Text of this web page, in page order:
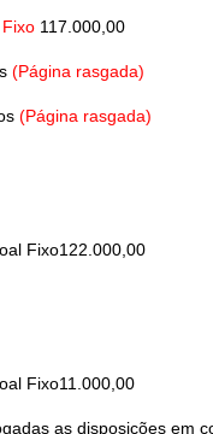
117.000,00
(Página rasgada)
(Página rasgada)
Fixo122.000,00
Fixo11.000,00
as disposições em